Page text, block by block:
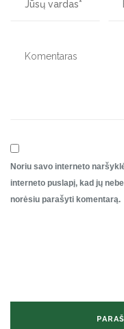
Noriu savo interneto
interneto puslapį, kad jų
norėsiu parašyti komentarą.